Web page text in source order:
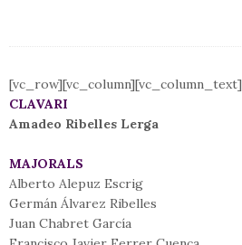
[vc_row][vc_column][vc_column_text]
CLAVARI
Amadeo Ribelles Lerga
MAJORALS
Alberto Alepuz Escrig
Germán Álvarez Ribelles
Juan Chabret García